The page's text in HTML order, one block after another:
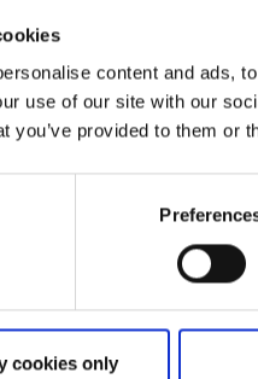
content and ads,
use of our site with our
you’ve provided to them or
cookies only
genuin
och